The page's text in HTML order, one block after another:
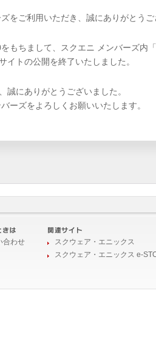
をご利用いただき、誠にありがとうご
もちまして、スクエニ メンバーズ内
イトの公開を終了いたしました。
誠にありがとうございました。
ーズをよろしくお願いいたします。
合わせ
スクウェア・エニックス
スクウェア・エニックス e-